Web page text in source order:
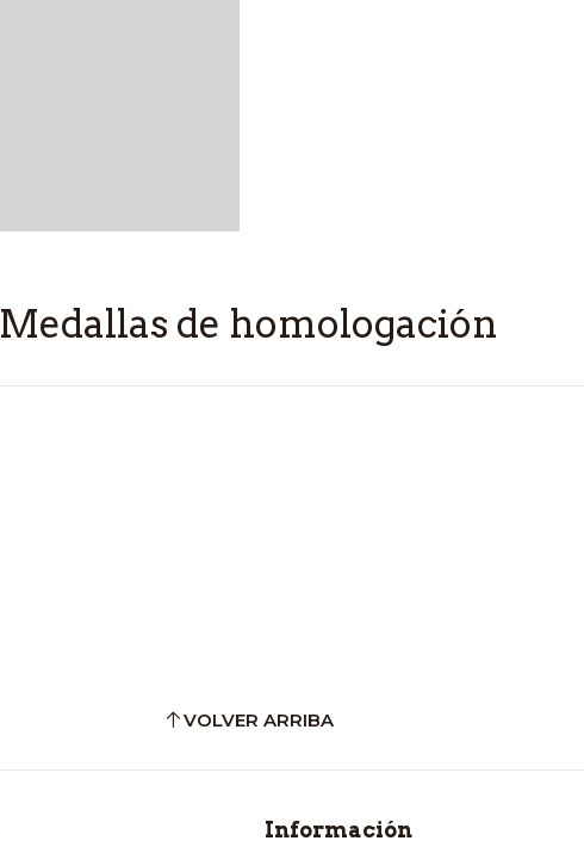
Medallas de homologación
VOLVER ARRIBA
Información